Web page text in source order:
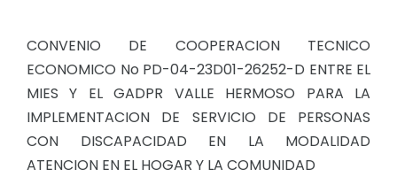
Clima y Paisaje
NEW
Sesiones Extraordinarias
Resoluciones
Convocatorias
GESTIÓN ADMINISTRATIVA
CIUDADANÍA ACTIVA
Solicitud de acceso información pública
CONVENIO DE COOPERACION TECNICO
ECONOMICO No PD-04-23D01-26252-D ENTRE EL
MIES Y EL GADPR VALLE HERMOSO PARA LA
IMPLEMENTACION DE SERVICIO DE PERSONAS
CON DISCAPACIDAD EN LA MODALIDAD
ATENCION EN EL HOGAR Y LA COMUNIDAD